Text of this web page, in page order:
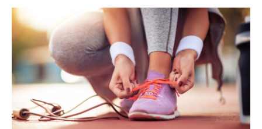
脂溶性ビタミン 腸内環境 血糖値
貧血 貧血 鉄 貧血鉄 酵素
鉄、 食物繊維